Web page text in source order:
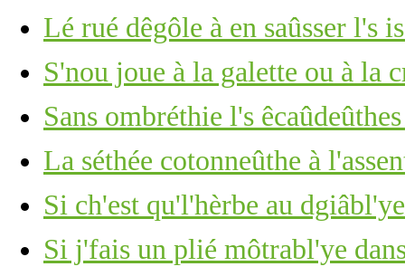
Lé rué dêgôle à en saûsser l's
S'nou joue à la galette ou à la
Sans ombréthie l's
La séthée cotonneûthe à
Si ch'est qu'l'hèrbe au
Si j'fais un plié môtrabl'ye